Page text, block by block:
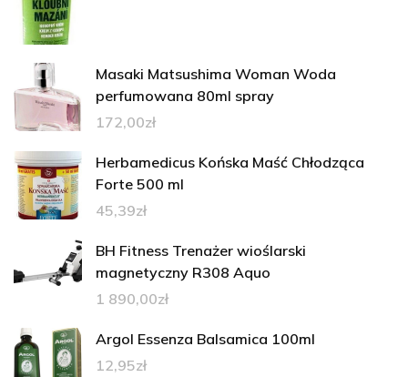
Masaki Matsushima Woman Woda
perfumowana 80ml spray
172,00zł
Herbamedicus Końska Maść Chłodząca
Forte 500 ml
45,39zł
BH Fitness Trenażer wioślarski
magnetyczny R308 Aquo
1 890,00zł
Argol Essenza Balsamica 100ml
12,95zł